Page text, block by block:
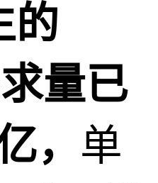
的
量已
， 单